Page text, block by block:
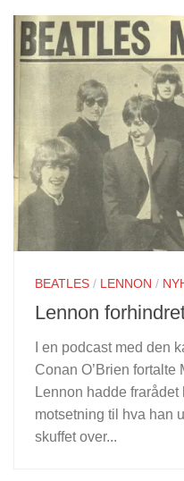
BEATLES / LENNON /
Lennon
I en podcast med den
Conan O’Brien fortalte
Lennon hadde frarådet
motsetning til hva han
skuffet over...